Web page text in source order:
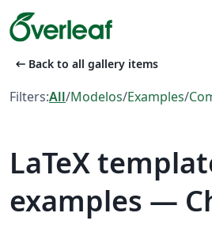
arrow_left_alt Back to all gallery items
Filters:All/Modelos/Examples/
LaTeX
examples —